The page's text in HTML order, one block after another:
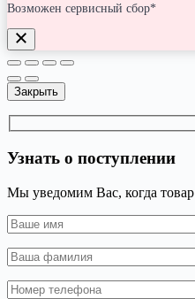
Возможен сервисный сбор*
Закрыть
Узнать о поступлении
Мы уведомим Вас, когда товар